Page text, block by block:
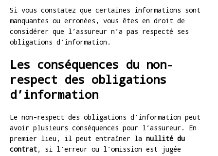
Si vous constatez que certaines informations sont
manquantes ou erronées, vous êtes en droit de
considérer que l’assureur n’a pas respecté ses
obligations d’information.
Les conséquences du non-
respect des obligations
d’information
Le non-respect des obligations d’information peut
avoir plusieurs conséquences pour l’assureur. En
premier lieu, il peut entraîner la nullité du
contrat, si l’erreur ou l’omission est jugée